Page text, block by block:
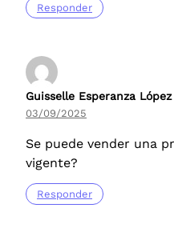
Responder
Guisselle Esperanza
03/09/2025
Se puede vender una
vigente?
Responder